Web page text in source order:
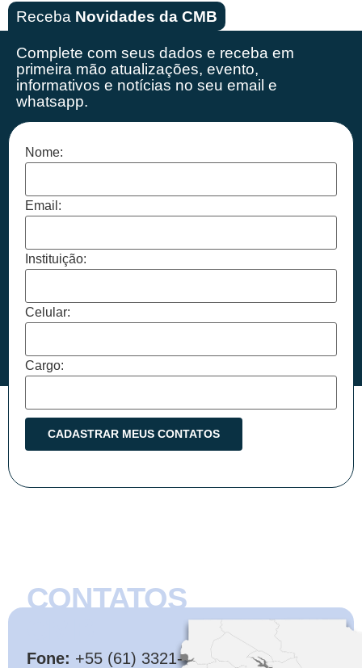
Receba Novidades da CMB
Complete com seus dados e receba em
primeira mão atualizações, evento,
informativos e notícias no seu email e
whatsapp.
Nome:
Email:
Instituição:
Celular:
Cargo:
CONTATOS
Fone: +55 (61) 3321-